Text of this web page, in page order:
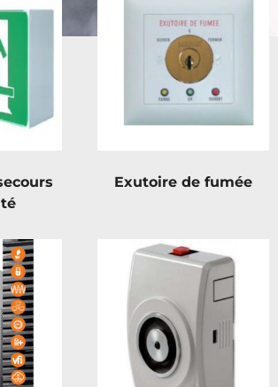
Exutoire de fumée